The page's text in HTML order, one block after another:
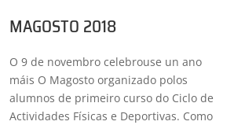
MAGOSTO 2018
O 9 de novembro celebrouse un ano
máis O Magosto organizado polos
alumnos de primeiro curso do Ciclo de
Actividades Físicas e Deportivas. Como